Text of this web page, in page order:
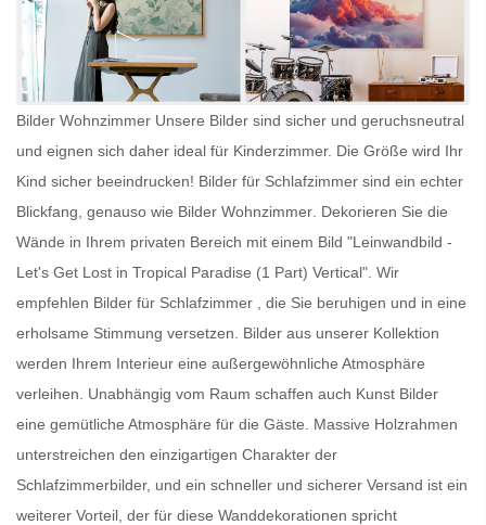
Bilder Wohnzimmer Unsere Bilder sind sicher und geruchsneutral
und eignen sich daher ideal für Kinderzimmer. Die Größe wird Ihr
Kind sicher beeindrucken! Bilder für Schlafzimmer sind ein echter
Blickfang, genauso wie Bilder Wohnzimmer . Dekorieren Sie die
Wände in Ihrem privaten Bereich mit einem Bild "Leinwandbild -
Let's Get Lost in Tropical Paradise (1 Part) Vertical". Wir
empfehlen Bilder für Schlafzimmer , die Sie beruhigen und in eine
erholsame Stimmung versetzen. Bilder aus unserer Kollektion
werden Ihrem Interieur eine außergewöhnliche Atmosphäre
verleihen. Unabhängig vom Raum schaffen auch Kunst Bilder
eine gemütliche Atmosphäre für die Gäste. Massive Holzrahmen
unterstreichen den einzigartigen Charakter der
Schlafzimmerbilder, und ein schneller und sicherer Versand ist ein
weiterer Vorteil, der für diese Wanddekorationen spricht